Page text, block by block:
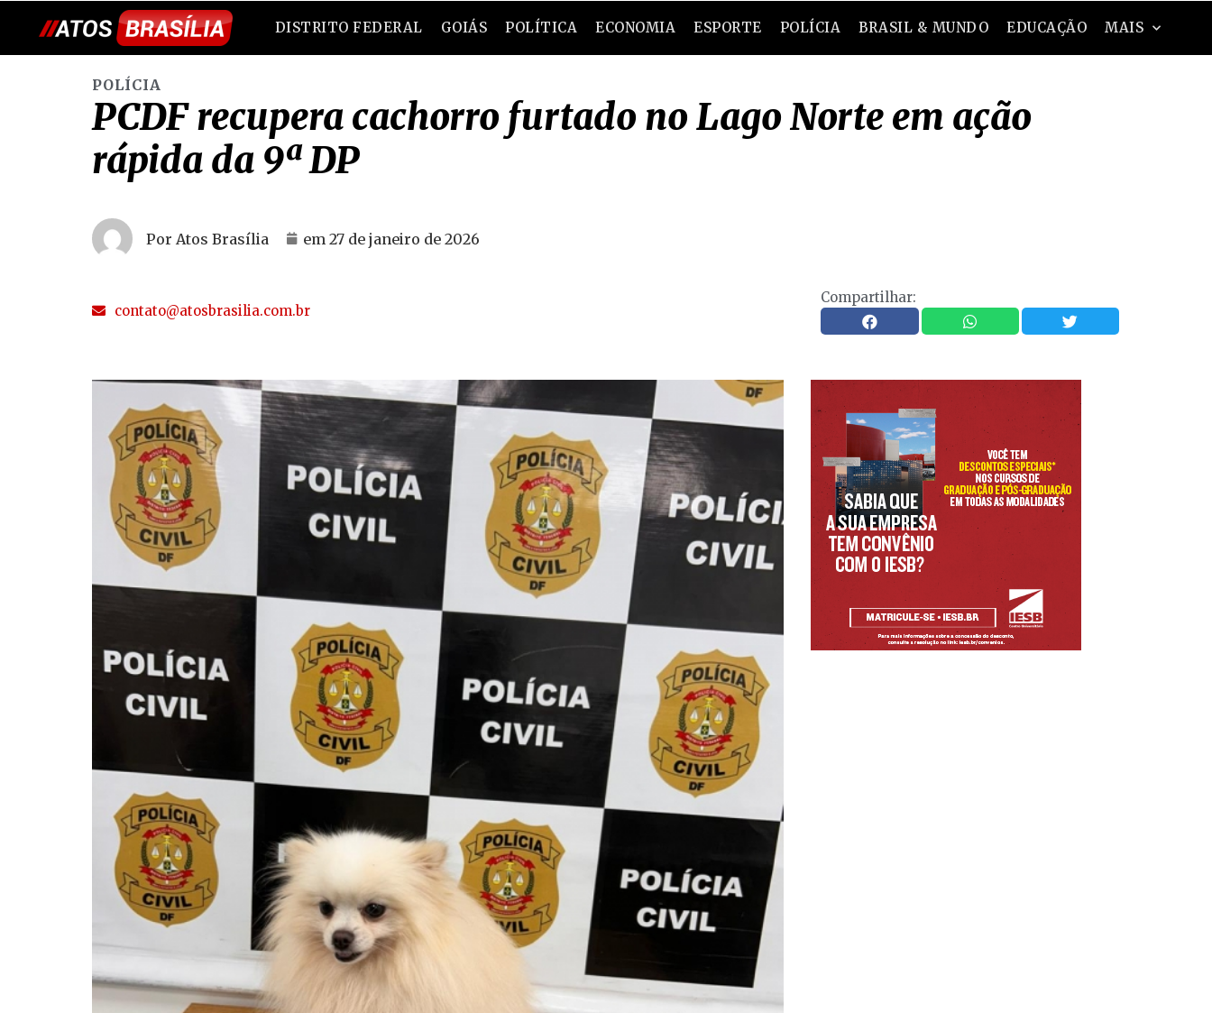
DISTRITO FEDERAL GOIÁS POLÍTICA ECONOMIA ESPORTE POLÍCIA BRASIL & MUNDO EDUCAÇÃO MAIS
POLÍCIA
PCDF recupera cachorro furtado no Lago Norte em ação
rápida da 9ª DP
Por Atos Brasília em 27 de janeiro de 2026
contato@atosbrasilia.com.br
Compartilhar: